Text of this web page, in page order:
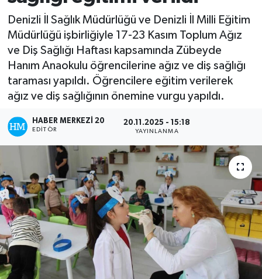
Denizli İl Sağlık Müdürlüğü ve Denizli İl Milli Eğitim
Müdürlüğü işbirliğiyle 17-23 Kasım Toplum Ağız
ve Diş Sağlığı Haftası kapsamında Zübeyde
Hanım Anaokulu öğrencilerine ağız ve diş sağlığı
taraması yapıldı. Öğrencilere eğitim verilerek
ağız ve diş sağlığının önemine vurgu yapıldı.
HABER MERKEZI 20
EDITÖR
20.11.2025 - 15:18
YAYINLANMA
EKONOMİ
KÜLTÜR SANAT
SPOR
MAGAZİN
ÖZEL HABER
DTO
RESMİ REKLAM
Tüm Manşetler
Son Dakika Haberleri
Haber Arşivi